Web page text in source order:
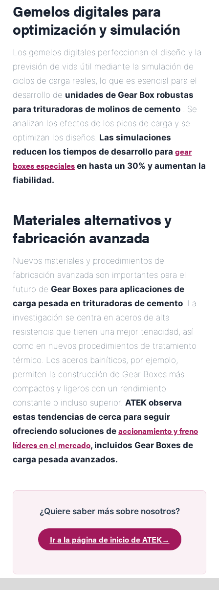
Gemelos digitales para
optimización y simulación
Los gemelos digitales perfeccionan el diseño y la
previsión de vida útil mediante la simulación de
ciclos de carga reales, lo que es esencial para el
desarrollo de unidades de Gear Box robustas
para trituradoras de molinos de cemento . Se
analizan los efectos de los picos de carga y se
optimizan los diseños. Las simulaciones
reducen los tiempos de desarrollo para gear
boxes especiales en hasta un 30% y aumentan la
fiabilidad.
Materiales alternativos y
fabricación avanzada
Nuevos materiales y procedimientos de
fabricación avanzada son importantes para el
futuro de Gear Boxes para aplicaciones de
carga pesada en trituradoras de cemento. La
investigación se centra en aceros de alta
resistencia que tienen una mejor tenacidad, así
como en nuevos procedimientos de tratamiento
térmico. Los aceros bainíticos, por ejemplo,
permiten la construcción de Gear Boxes más
compactos y ligeros con un rendimiento
constante o incluso superior. ATEK observa
estas tendencias de cerca para seguir
ofreciendo soluciones de accionamiento y freno
líderes en el mercado, incluidos Gear Boxes de
carga pesada avanzados.
¿Quiere saber más sobre nosotros?
Ir a la página de inicio de ATEK→